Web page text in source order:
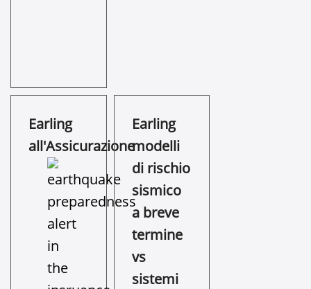
Earling
all'Assicurazione
Earling
modelli
di rischio
sismico
a breve
termine
vs
sistemi